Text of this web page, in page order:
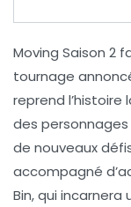
Moving Saison 2
tournage
reprend l’histoire
des personnages
de nouveaux
accompagné d’
Bin, qui incarnera